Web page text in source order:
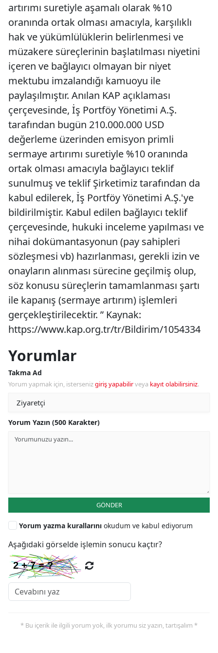
artırımı suretiyle aşamalı olarak %10
oranında ortak olması amacıyla, karşılıklı
hak ve yükümlülüklerin belirlenmesi ve
müzakere süreçlerinin başlatılması niyetini
içeren ve bağlayıcı olmayan bir niyet
mektubu imzalandığı kamuoyu ile
paylaşılmıştır. Anılan KAP açıklaması
çerçevesinde, İş Portföy Yönetimi A.Ş.
tarafından bugün 210.000.000 USD
değerleme üzerinden emisyon primli
sermaye artırımı suretiyle %10 oranında
ortak olması amacıyla bağlayıcı teklif
sunulmuş ve teklif Şirketimiz tarafından da
kabul edilerek, İş Portföy Yönetimi A.Ş.'ye
bildirilmiştir. Kabul edilen bağlayıcı teklif
çerçevesinde, hukuki inceleme yapılması ve
nihai dokümantasyonun (pay sahipleri
sözleşmesi vb) hazırlanması, gerekli izin ve
onayların alınması sürecine geçilmiş olup,
söz konusu süreçlerin tamamlanması şartı
ile kapanış (sermaye artırım) işlemleri
gerçekleştirilecektir. ” Kaynak:
https://www.kap.org.tr/tr/Bildirim/1054334
Yorumlar
Takma Ad
Yorum yapmak için, istersenizgiriş yapabilirveya kayıt olabilirsiniz.
Yorum Yazın (500 Karakter)
GÖNDER
Yorum yazma kurallarını okudum ve kabul ediyorum
Aşağıdaki görselde işlemin sonucu kaçtır?
* Bu içerik ile ilgili yorum yok, ilk yorumu siz yazın, tartışalım *